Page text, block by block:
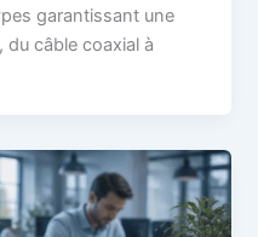
garantissant une
du câble coaxial à